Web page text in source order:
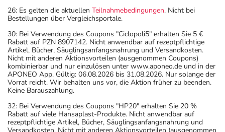
26: Es gelten die aktuellen Teilnahmebedingungen. Nicht bei
Bestellungen über Vergleichsportale.
30: Bei Verwendung des Coupons "Ciclopoli5" erhalten Sie 5 €
Rabatt auf PZN 8907142. Nicht anwendbar auf rezeptpflichtige
Artikel, Bücher, Säuglingsanfangsnahrung und Versandkosten.
Nicht mit anderen Aktionsvorteilen (ausgenommen Coupons)
kombinierbar und nur einzulösen unter www.aponeo.de und in der
APONEO App. Gültig: 06.08.2026 bis 31.08.2026. Nur solange der
Vorrat reicht. Wir behalten uns vor, die Aktion früher zu beenden.
Keine Barauszahlung.
32: Bei Verwendung des Coupons "HP20" erhalten Sie 20 %
Rabatt auf viele Hansaplast-Produkte. Nicht anwendbar auf
rezeptpflichtige Artikel, Bücher, Säuglingsanfangsnahrung und